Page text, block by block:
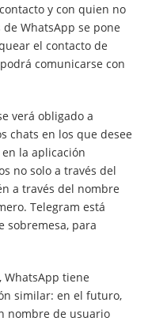
y con quien no
WhatsApp se pone
el contacto de
comunicarse con
verá obligado a
chats en los que desee
la aplicación
no solo a través del
a través del nombre
Telegram está
sobremesa, para
WhatsApp tiene
similar: en el futuro,
nombre de usuario